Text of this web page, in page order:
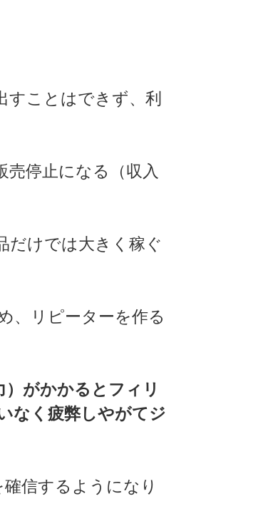
すことはできず、利
停止になる（収入
だけでは大きく稼ぐ
、リピーターを作る
がかかるとフィリ
なく疲弊しやがてジ
信するようになり